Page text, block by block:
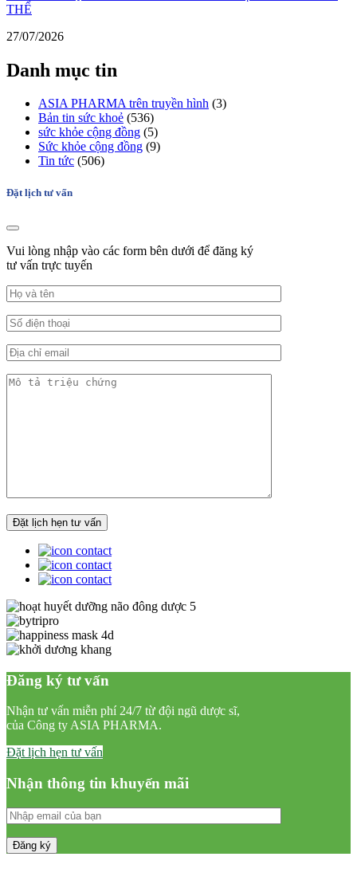
THỂ
27/07/2026
Danh mục tin
ASIA PHARMA trên truyền hình (3)
Bản tin sức khoẻ (536)
sức khỏe cộng đồng (5)
Sức khỏe cộng đồng (9)
Tin tức (506)
Đặt lịch tư vấn
Vui lòng nhập vào các form bên dưới để đăng ký
tư vấn trực tuyến
Đăng ký tư vấn
Nhận tư vấn miễn phí 24/7 từ đội ngũ dược sĩ,
của Công ty ASIA PHARMA.
Đặt lịch hẹn tư vấn
Nhận thông tin khuyến mãi